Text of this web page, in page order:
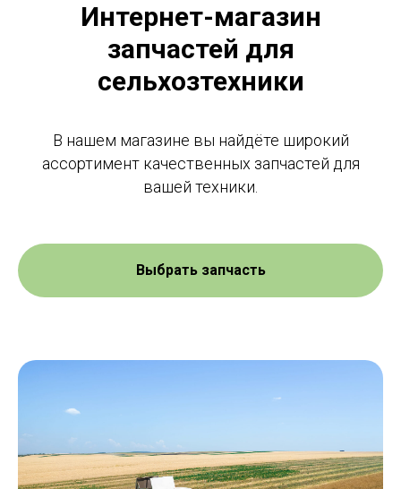
Интернет-магазин
запчастей для
сельхозтехники
В нашем магазине вы найдёте широкий
ассортимент качественных запчастей для
вашей техники.
Выбрать запчасть